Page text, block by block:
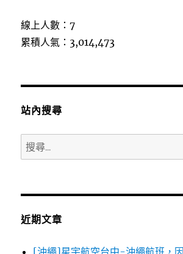
線上人數：7
累積人氣：3,014,473
站內搜尋
搜
尋
鍵
近期文章